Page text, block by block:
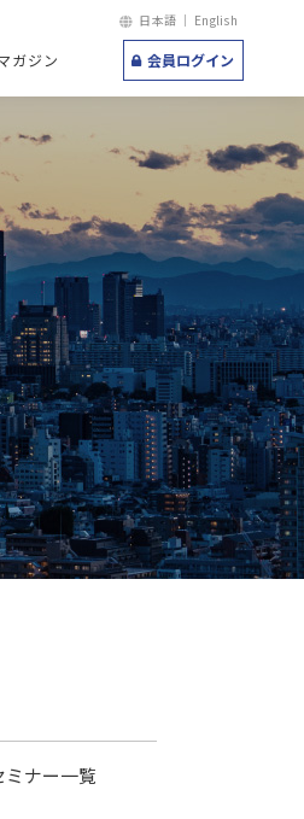
日本語 ｜ English
ガジン 会員ログイン
ナー一覧